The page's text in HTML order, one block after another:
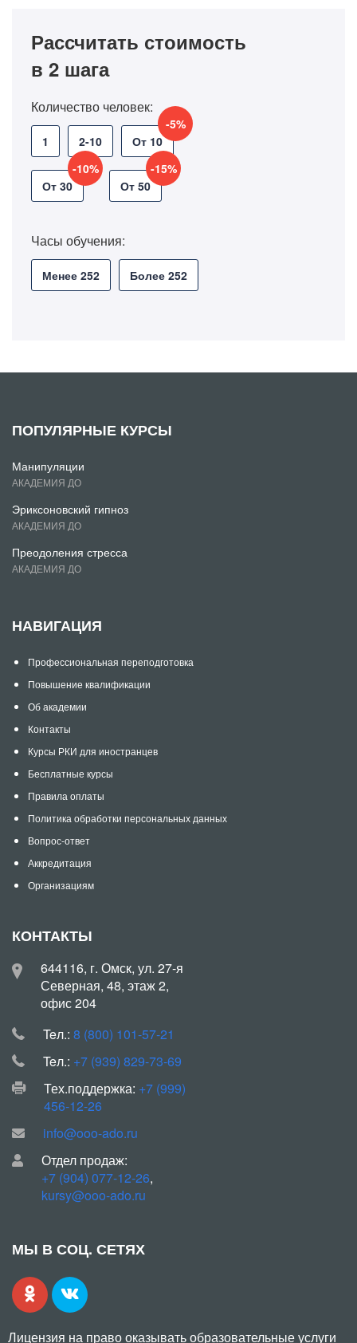
Рассчитать стоимость
в 2 шага
Количество человек:
1 2-10 От 10
-5%
От 30
-10%
От 50
-15%
Часы обучения:
Менее 252 Более 252
ПОПУЛЯРНЫЕ КУРСЫ
Манипуляции
АКАДЕМИЯ ДО
Эриксоновский гипноз
АКАДЕМИЯ ДО
Преодоления стресса
АКАДЕМИЯ ДО
НАВИГАЦИЯ
Профессиональная переподготовка
Повышение квалификации
Об академии
Контакты
Курсы РКИ для иностранцев
Бесплатные курсы
Правила оплаты
Политика обработки персональных данных
Вопрос-ответ
Аккредитация
Организациям
КОНТАКТЫ
644116, г. Омск, ул. 27-я
Северная, 48, этаж 2,
офис 204
Teл.: 8 (800) 101-57-21
Teл.: +7 (939) 829-73-69
Тех.поддержка: +7 (999)
456-12-26
info@ooo-ado.ru
Отдел продаж:
+7 (904) 077-12-26,
kursy@ooo-ado.ru
МЫ В СОЦ. СЕТЯХ
Лицензия на право оказывать образовательные услуги